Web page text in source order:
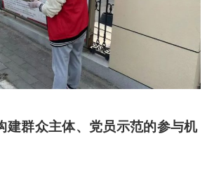
建群众主体、党员示范的参与机